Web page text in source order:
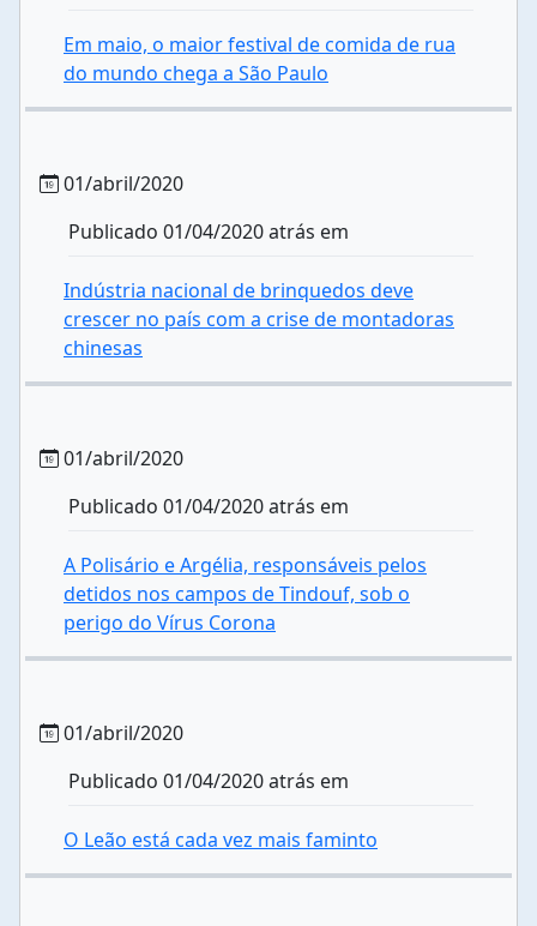
Em maio, o maior festival de comida de rua
do mundo chega a São Paulo
01/abril/2020
Publicado 01/04/2020 atrás em
Indústria nacional de brinquedos deve
crescer no país com a crise de montadoras
chinesas
01/abril/2020
Publicado 01/04/2020 atrás em
A Polisário e Argélia, responsáveis pelos
detidos nos campos de Tindouf, sob o
perigo do Vírus Corona
01/abril/2020
Publicado 01/04/2020 atrás em
O Leão está cada vez mais faminto